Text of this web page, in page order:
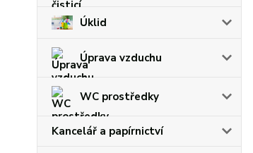
Úklid
Úprava vzduchu
WC prostředky
Kancelář a papírnictví